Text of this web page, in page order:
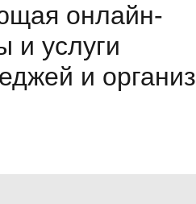
онлайн-
и услуги
и